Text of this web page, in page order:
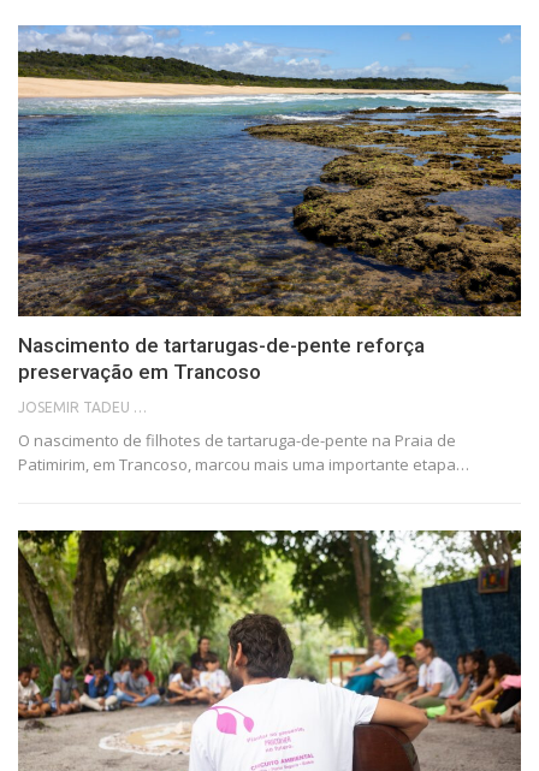
Nascimento de tartarugas-de-pente reforça
preservação em Trancoso
JOSEMIR TADEU FONSECA
O nascimento de filhotes de tartaruga-de-pente na Praia de
Patimirim, em Trancoso, marcou mais uma importante etapa…